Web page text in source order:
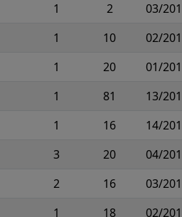
1 2
03/
1 10
02/
1 20
01/
1 81
13/
1 16
14/
3 20
04/
2 16
03/
1 18 02/